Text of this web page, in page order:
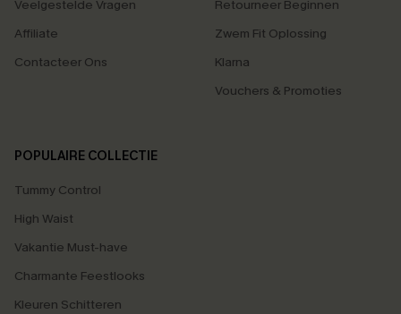
Veelgestelde Vragen
Affiliate
Contacteer Ons
Retourneer Beginnen
Zwem Fit Oplossing
Klarna
Vouchers & Promoties
POPULAIRE COLLECTIE
Tummy Control
High Waist
Vakantie Must-have
Charmante Feestlooks
Kleuren Schitteren